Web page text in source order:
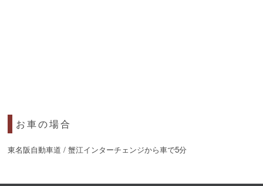
お車の場合
東名阪自動車道 / 蟹江インターチェンジから車で5分